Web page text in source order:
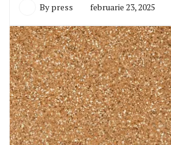
By press februarie 23, 2025